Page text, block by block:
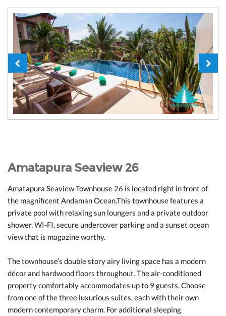
Amatapura Seaview 26
Amatapura Seaview Townhouse 26 is located right in front of
the magnificent Andaman Ocean.This townhouse features a
private pool with relaxing sun loungers and a private outdoor
shower, WI-FI, secure undercover parking and a sunset ocean
view that is magazine worthy.
The townhouse’s double story airy living space has a modern
décor and hardwood floors throughout. The air-conditioned
property comfortably accommodates up to 9 guests. Choose
from one of the three luxurious suites, each with their own
modern contemporary charm. For additional sleeping